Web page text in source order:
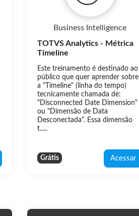
Business Intelligence
TOTVS Analytics - Métrica
Timeline
Este treinamento é destinado ao
público que quer aprender sobre
a "Timeline" (linha do tempo)
tecnicamente chamada de:
"Disconnected Date Dimension"
ou "Dimensão de Data
Desconectada". Essa dimensão
t.....
Grátis Acessar